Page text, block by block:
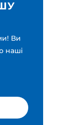
Ви
наші